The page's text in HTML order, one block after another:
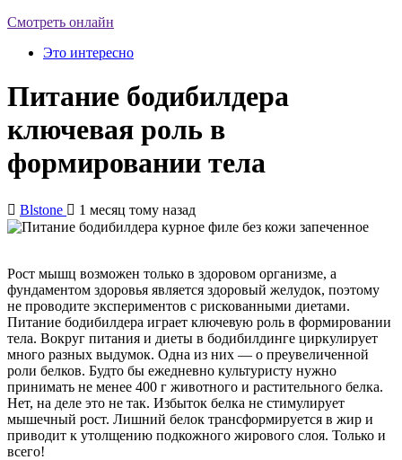
Смотреть онлайн
Это интересно
Питание бодибилдера
ключевая роль в
формировании тела
Blstone 1 месяц тому назад
Рост мышц возможен только в здоровом организме, а
фундаментом здоровья является здоровый желудок, поэтому
не проводите экспериментов с рискованными диетами.
Питание бодибилдера играет ключевую роль в формировании
тела. Вокруг питания и диеты в бодибилдинге циркулирует
много разных выдумок. Одна из них — о преувеличенной
роли белков. Будто бы ежедневно культуристу нужно
принимать не менее 400 г животного и растительного белка.
Нет, на деле это не так. Избыток белка не стимулирует
мышечный рост. Лишний белок трансформируется в жир и
приводит к утолщению подкожного жирового слоя. Только и
всего!